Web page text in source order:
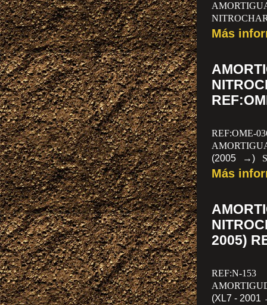
SUZUKI
Más
REF:OME-
(2005 →)
(TRASERO)
Más
2005)
REF:N-153
(XL7 - 2001